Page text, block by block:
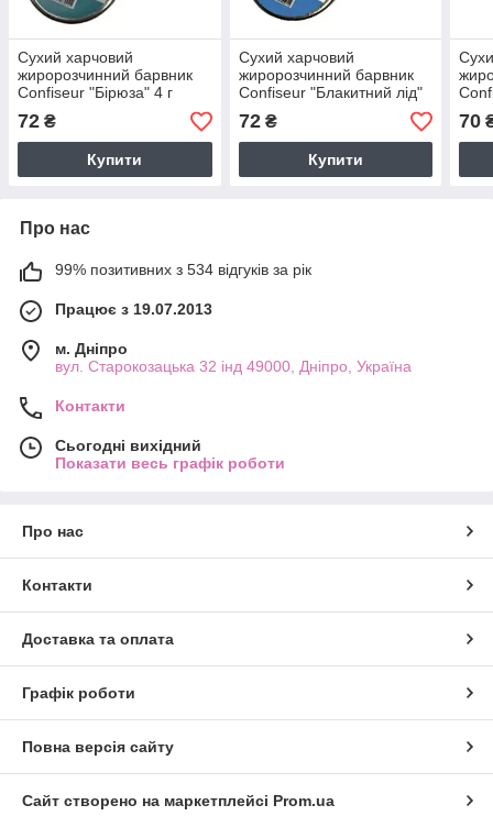
Сухий харчовий
жиророзчинний барвник
Confiseur "Бірюза" 4 г
72 ₴
Купити
Сухий харчовий
жиророзчинний барвник
Confiseur "Блакитний лід"
4 г
72₴
Купити
4 г
70
Про нас
99% позитивних з 534 відгуків за рік
Працює з 19.07.2013
м. Дніпро
вул. Старокозацька 32 інд 49000, Дніпро, Україна
Контакти
Сьогодні вихідний
Показати весь графік роботи
Про нас
Контакти
Доставка та оплата
Графік роботи
Повна версія сайту
Сайт створено на маркетплейсі Prom.ua